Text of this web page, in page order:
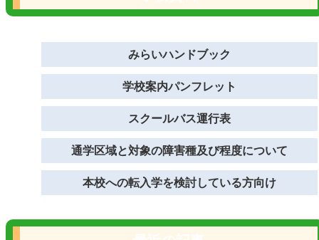
みらいハンドブック
学校案内パンフレット
スクールバス運行表
通学区域と対象の障害種及び程度について
本校への転入学を検討している方向け